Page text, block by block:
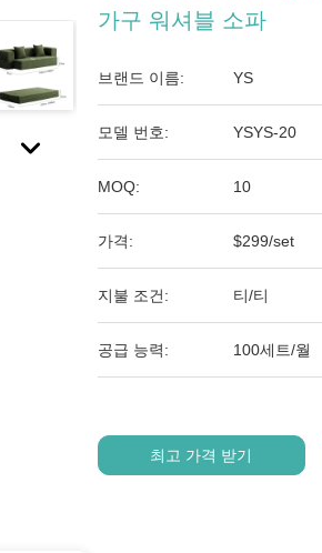
가구 워셔블 소파
브랜드 이름: YS
모델 번호: YSYS-20
MOQ: 10
가격: $299/set
지불 조건: 티/티
공급 능력: 100세트/월
최고 가격 받기